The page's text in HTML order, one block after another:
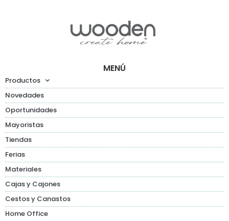
MENÚ
Productos
Novedades
Oportunidades
Mayoristas
Tiendas
Ferias
Materiales
Cajas y Cajones
Cestos y Canastos
Home Office